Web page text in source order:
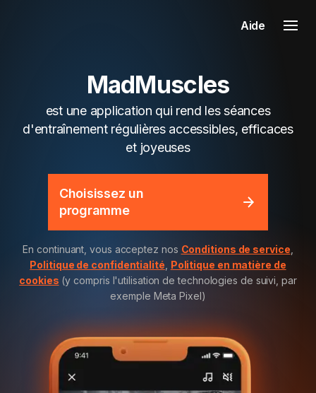
Aide
MadMuscles
est une application qui rend les séances
d'entraînement régulières accessibles, efficaces
et joyeuses
Choisissez un
programme
En continuant, vous acceptez nos Conditions de service
Politique de confidentialité Politique en matière de
cookies (y compris l'utilisation de technologies de suivi, par
exemple Meta Pixel)